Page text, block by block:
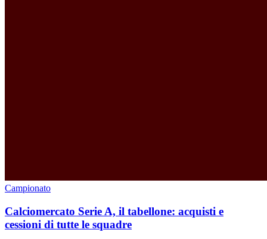
Campionato
Calciomercato Serie A, il tabellone: acquisti e
cessioni di tutte le squadre